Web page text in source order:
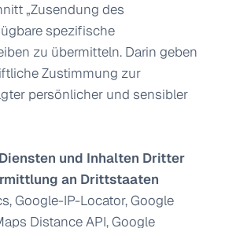
„Zusendung des
spezifische
zu übermitteln. Darin geben
Zustimmung zur
persönlicher und sensibler
und Inhalten Dritter
an Drittstaaten
Google-IP-Locator, Google
Distance API, Google